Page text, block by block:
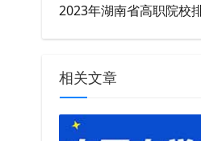
2023年湖南省高职院校
相关文章